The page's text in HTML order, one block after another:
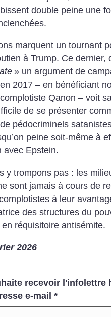
double peine une
marquent un tournant
à Trump. Ce dernier,
» un argument de
2017 – en bénéficiant
Qanon – voit
de se présenter
pédo­criminels
peine soit-même à
avec Epstein.
y trompons pas : les
sont jamais à cours de
à leur
des structures du
réquisitoire antisémite.
2026
recevoir l'infolettre
e-mail *